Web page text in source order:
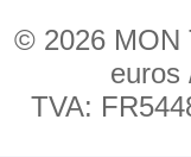
© 2026 MON
euros
TVA: